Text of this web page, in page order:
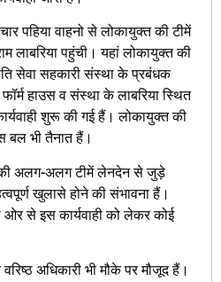
पहिया वाहनो से लोकायुक्त की टीमें
लाबरिया पहुंची। यहां लोकायुक्त की
सेवा सहकारी संस्था के प्रबंधक
हाउस व संस्था के लाबरिया स्थित
शुरू की गई हैं। लोकायुक्त की
बल भी तैनात हैं।
की अलग-अलग टीमें लेनदेन से जुड़े
खुलासे होने की संभावना हैं।
से इस कार्यवाही को लेकर कोई
अधिकारी भी मौके पर मौजूद हैं।